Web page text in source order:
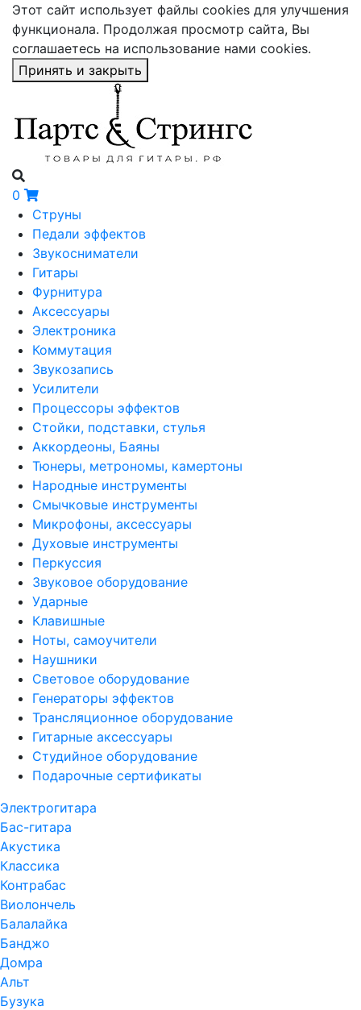
Этот сайт использует файлы cookies для улучшения
функционала. Продолжая просмотр сайта, Вы
соглашаетесь на использование нами cookies.
Принять и закрыть
0
Струны
Педали эффектов
Звукосниматели
Гитары
Фурнитура
Аксессуары
Электроника
Коммутация
Звукозапись
Усилители
Процессоры эффектов
Стойки, подставки, стулья
Аккордеоны, Баяны
Тюнеры, метрономы, камертоны
Народные инструменты
Смычковые инструменты
Микрофоны, аксессуары
Духовые инструменты
Перкуссия
Звуковое оборудование
Ударные
Клавишные
Ноты, самоучители
Наушники
Световое оборудование
Генераторы эффектов
Трансляционное оборудование
Гитарные аксессуары
Студийное оборудование
Подарочные сертификаты
Электрогитара
Бас-гитара
Акустика
Классика
Контрабас
Виолончель
Балалайка
Банджо
Домра
Альт
Бузука